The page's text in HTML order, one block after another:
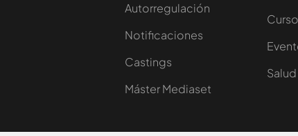
Autorregulación
Notificaciones
Castings
Máster Mediaset